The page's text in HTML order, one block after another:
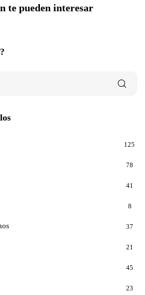
te pueden interesar
125
78
41
8
37
21
45
23